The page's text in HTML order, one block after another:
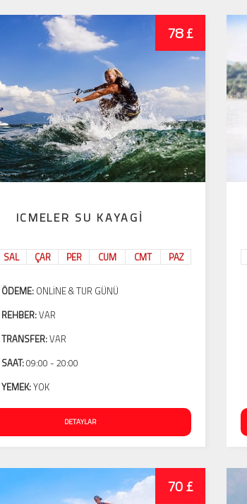
78 £
ICMELER SU KAYAGI
SAL ÇAR PER CUM CMT PAZ
ÖDEME: ONLINE & TUR GÜNÜ
REHBER:VAR
TRANSFER:VAR
SAAT:09:00 - 20:00
YEMEK:YOK
DETAYLAR
70 £